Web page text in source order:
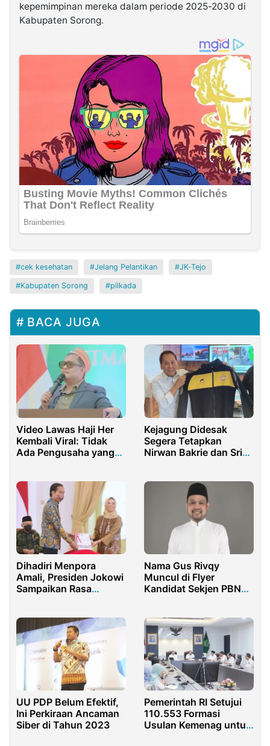
kepemimpinan mereka dalam periode 2025-2030 di
Kabupaten Sorong.
cek kesehatan Jelang Pelantikan JK-Tejo
Kabupaten Sorong pilkada
BACA JUGA
Video Lawas Haji Her
Kembali Viral: Tidak
Ada Pengusaha yang
Kejagung Didesak
Segera Tetapkan
Nirwan Bakrie dan Sri
Jiwasraya-Asabri
Dihadiri Menpora
Amali, Presiden Jokowi
Sampaikan Rasa
Nama Gus Rivqy
Muncul di Flyer
Kandidat Sekjen PBNU,
UU PDP Belum Efektif,
Ini Perkiraan Ancaman
Siber di Tahun 2023
Pemerintah RI Setujui
110.553 Formasi
Usulan Kemenag untuk